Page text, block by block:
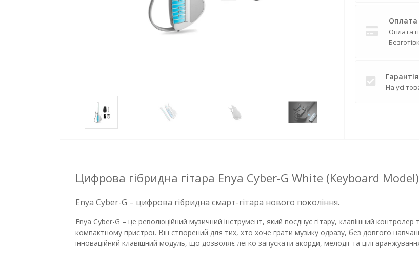
Оплата
Оплата
Гарантія
На усі
Цифрова гібридна гітара Enya Cyber-G White (Keyboard Model)
Enya Cyber-G – цифрова гібридна смарт-гітара нового покоління.
Enya Cyber-G – це революційний музичний інструмент, який поєднує гітару, клавішний
компактному пристрої. Він створений для тих, хто хоче грати музику одразу, без довгого
інноваційний клавішний модуль, що дозволяє легко запускати акорди, мелодії та цілі